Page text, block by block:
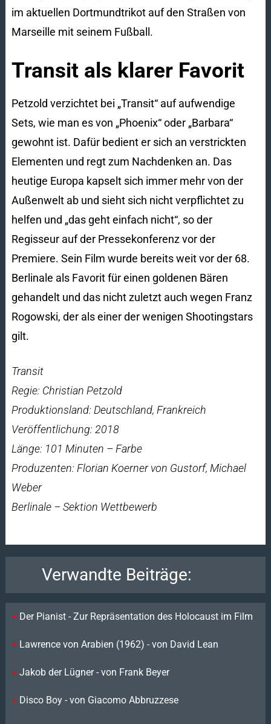
im aktuellen Dortmundtrikot auf den Straßen von
Marseille mit seinem Fußball.
Transit als klarer Favorit
Petzold verzichtet bei „Transit“ auf aufwendige
Sets, wie man es von „Phoenix“ oder „Barbara“
gewohnt ist. Dafür bedient er sich an verstrickten
Elementen und regt zum Nachdenken an. Das
heutige Europa kapselt sich immer mehr von der
Außenwelt ab und sieht sich nicht verpflichtet zu
helfen und „das geht einfach nicht“, so der
Regisseur auf der Pressekonferenz vor der
Premiere. Sein Film wurde bereits weit vor der 68.
Berlinale als Favorit für einen goldenen Bären
gehandelt und das nicht zuletzt auch wegen Franz
Rogowski, der als einer der wenigen Shootingstars
gilt.
Transit
Regie: Christian Petzold
Produktionsland: Deutschland, Frankreich
Veröffentlichung: 2018
Länge: 101 Minuten – Farbe
Produzenten: Florian Koerner von Gustorf, Michael
Weber
Berlinale – Sektion Wettbewerb
Verwandte Beiträge:
Der Pianist - Zur Repräsentation des Holocaust im Film
Lawrence von Arabien (1962) - von David Lean
Jakob der Lügner - von Frank Beyer
Disco Boy - von Giacomo Abbruzzese